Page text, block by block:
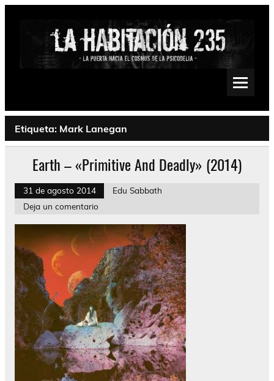
Saltar
Psychedelic, Stoner, Doom, Sludge, Fuzz, Space, Drone
Etiqueta: Mark Lanegan
Earth – «Primitive And Deadly» (2014)
31 de agosto 2014
Edu Sabbath
Deja un comentario